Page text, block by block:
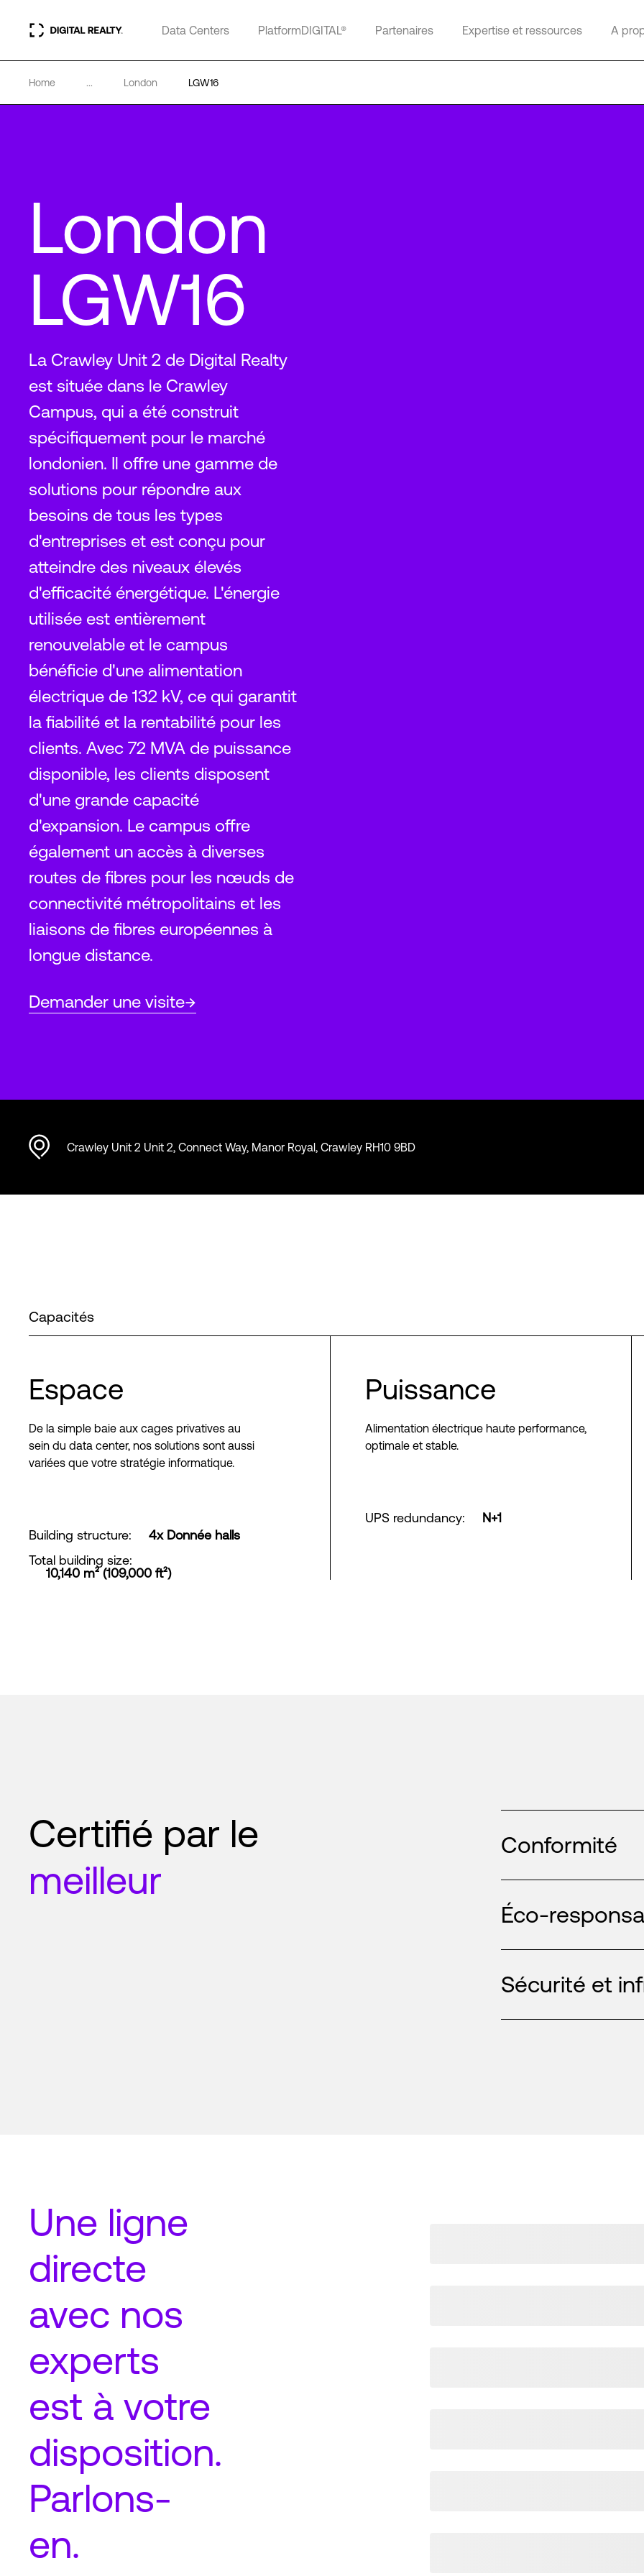
Data Centers PlatformDIGITAL® Partenaires Expertise et ressources A
Home ... London LGW16
London
LGW16
La Crawley Unit 2 de Digital Realty
est située dans le Crawley
Campus, qui a été construit
spécifiquement pour le marché
londonien. Il offre une gamme de
solutions pour répondre aux
besoins de tous les types
d'entreprises et est conçu pour
atteindre des niveaux élevés
d'efficacité énergétique. L'énergie
utilisée est entièrement
renouvelable et le campus
bénéficie d'une alimentation
électrique de 132 kV, ce qui garantit
la fiabilité et la rentabilité pour les
clients. Avec 72 MVA de puissance
disponible, les clients disposent
d'une grande capacité
d'expansion. Le campus offre
également un accès à diverses
routes de fibres pour les nœuds de
connectivité métropolitains et les
liaisons de fibres européennes à
longue distance.
Demander une visite
Crawley Unit 2 Unit 2, Connect Way, Manor Royal, Crawley RH10 9BD
Capacités
Espace
De la simple baie aux cages privatives au
sein du data center, nos solutions sont aussi
variées que votre stratégie informatique.
Building structure:
4x Donnée halls
Total building size:
10,140 m² (109,000 ft²)
Puissance
Alimentation électrique haute performance,
optimale et stable.
UPS redundancy: N+1
Certifié par le
meilleur
Conformité
Éco-
Sécurité et
Une ligne
directe
avec nos
experts
est à votre
disposition.
Parlons-
en.